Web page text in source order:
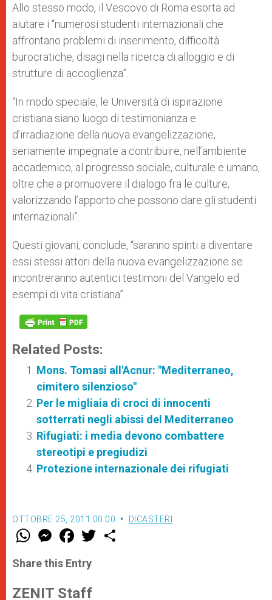
Allo stesso modo, il Vescovo di Roma esorta ad
aiutare i “numerosi studenti internazionali che
affrontano problemi di inserimento, difficoltà
burocratiche, disagi nella ricerca di alloggio e di
strutture di accoglienza”.
“In modo speciale, le Università di ispirazione
cristiana siano luogo di testimonianza e
d’irradiazione della nuova evangelizzazione,
seriamente impegnate a contribuire, nell’ambiente
accademico, al progresso sociale, culturale e umano,
oltre che a promuovere il dialogo fra le culture,
valorizzando l’apporto che possono dare gli studenti
internazionali”.
Questi giovani, conclude, “saranno spinti a diventare
essi stessi attori della nuova evangelizzazione se
incontreranno autentici testimoni del Vangelo ed
esempi di vita cristiana”.
Related Posts:
Mons. Tomasi all'Acnur: "Mediterraneo,
cimitero silenzioso"
Per le migliaia di croci di innocenti
sotterrati negli abissi del Mediterraneo
Rifugiati: i media devono combattere
stereotipi e pregiudizi
Protezione internazionale dei rifugiati
OTTOBRE 25, 2011 00:00 DICASTERI
W
t
s
p
M
e
s
e
g
F
a
e
b
o
w
Share this Entry
ZENIT Staff